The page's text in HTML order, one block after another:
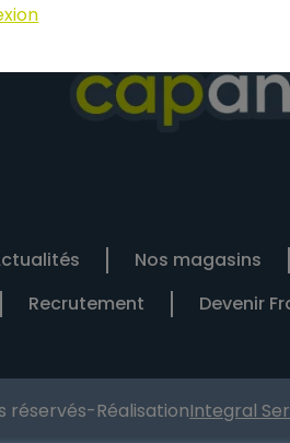
Nos magasins
Recrutement Devenir
réservés-RéalisationIntegral